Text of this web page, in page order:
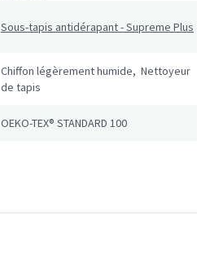
Sous-tapis antidérapant - Supreme Plus
Chiffon légèrement humide, Nettoyeur
de tapis
OEKO-TEX® STANDARD 100